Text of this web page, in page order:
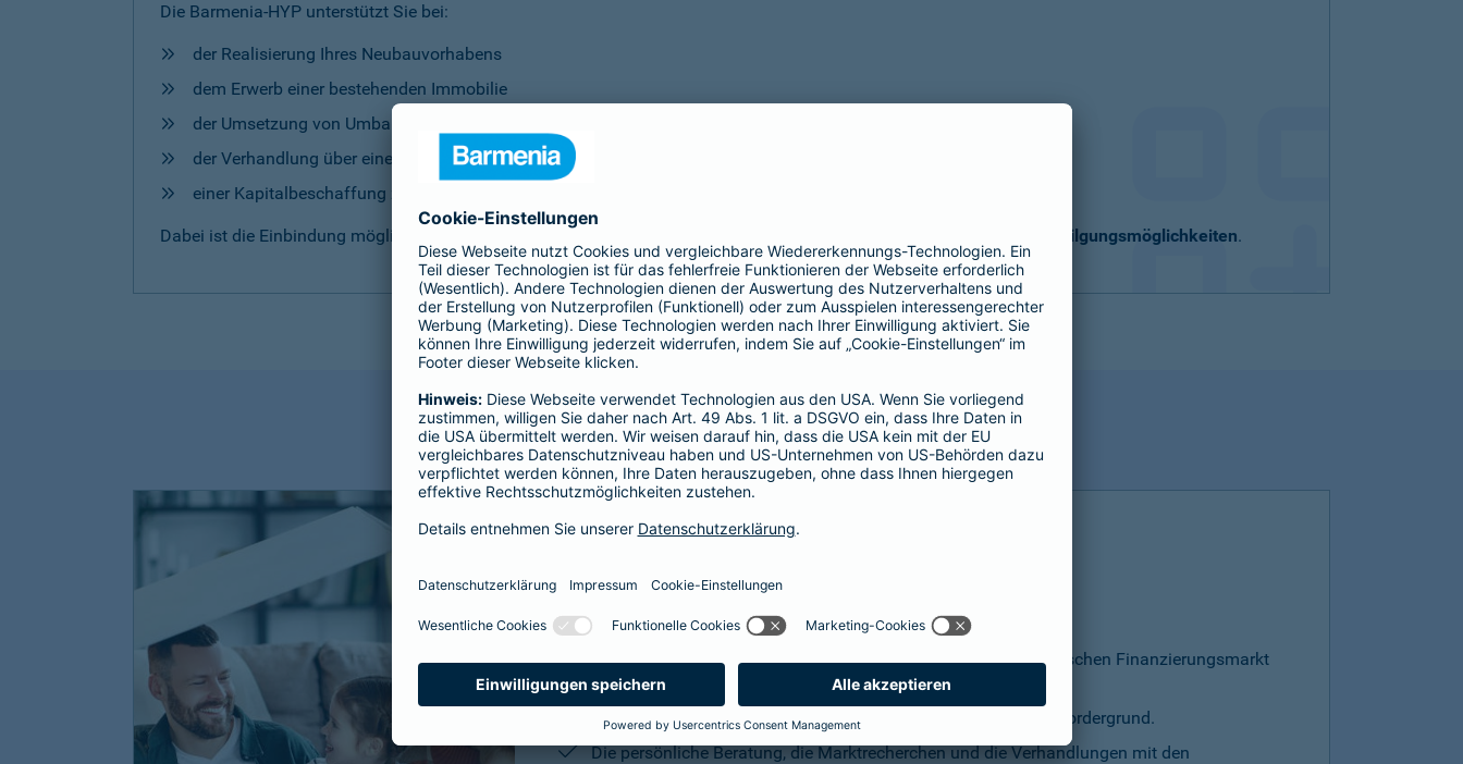
Die Barmenia-HYP unterstützt Sie bei:
der Realisierung Ihres Neubauvorhabens
dem Erwerb einer bestehenden Immobilie
der Umsetzung von Umbau- und Modernisierungsmaßnahmen
der Verhandlung über eine Anschlussfinanzierung bei Ihrer Bank
einer Kapitalbeschaffung zur freien Verwendung
Dabei ist die Einbindung möglicher genauso selbstverständlich wie die Vereinbarung individueller Sondertilgungsmöglichkeiten.
Vorteile der Barmenia-HYP
Barmenia-HYP ist ungebunden.
Barmenia-HYP kann durch den Zugriff auf den gesamten deutschen Finanzierungsmarkt
flexibel auf Ihre Wünsche reagieren.
Die Machbarkeit der Finanzierung zum besten Preis steht im Vordergrund.
Die persönliche Beratung, die Marktrecherchen und die Verhandlungen mit den